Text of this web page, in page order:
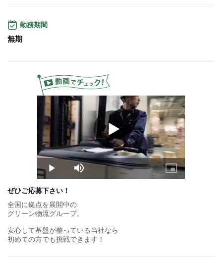
◆試用期間あり(3ヵ月/同月給)
／
コースや物量により、
月給設定より稼いでいる
＝＝2025年6月の平均月給＝＝
4tドライバー：341,000円
※給与は経験や能力、
コースを考慮し決定します。
試用期間：なし
勤務期間
無期
Play
Play Mute
Picture-
in-
ぜひご応募下さい！
全国に拠点を展開中の
グリーン物流グループ。
安心して基盤が整っている当社なら
初めての方でも挑戦できます！